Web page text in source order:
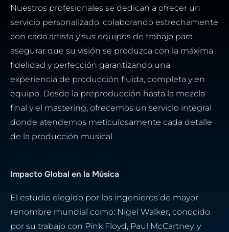
Nuestros profesionales se dedican a ofrecer un
servicio personalizado, colaborando estrechamente
con cada artista y sus equipos de trabajo para
asegurar que su visión se produzca con la máxima
fidelidad y perfección garantizando una
experiencia de producción fluida, completa y en
equipo. Desde la preproducción hasta la mezcla
final y el mastering, ofrecemos un servicio integral
donde atendemos meticulosamente cada detalle
de la producción musical
Impacto Global en la Música
El estudio elegido por los ingenieros de mayor
renombre mundial como: Nigel Walker, conocido
por su trabajo con Pink Floyd, Paul McCartney, y